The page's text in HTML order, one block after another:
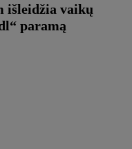
išleidžia vaikų
paramą